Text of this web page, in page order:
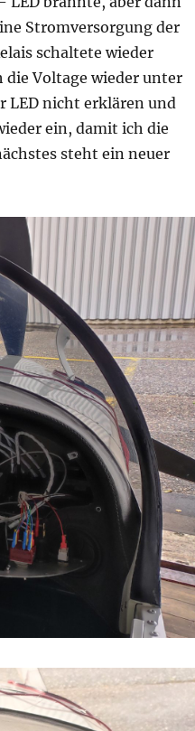
Stromversorgung der
schaltete wieder
Voltage wieder unter
LED nicht erklären und
ein, damit ich die
steht ein neuer